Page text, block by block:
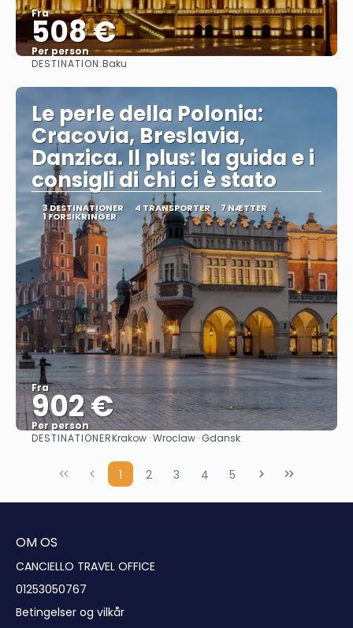
Fra
508 €
Per person
DESTINATION:Baku
Le perle della Polonia:
Cracovia, Breslavia,
Danzica. Il plus: la guida e i
consigli di chi ci è stato
3 DESTINATIONER 4 TRANSPORTER 7 NÆTTER
1 FORSIKRINGER
Fra
902 €
Per person
Se
DESTINATIONERKrakow · Wroclaw · Gdansk
1 2 3 4 5
OM OS
CANCIELLO TRAVEL OFFICE
01253050767
Betingelser og vilkår